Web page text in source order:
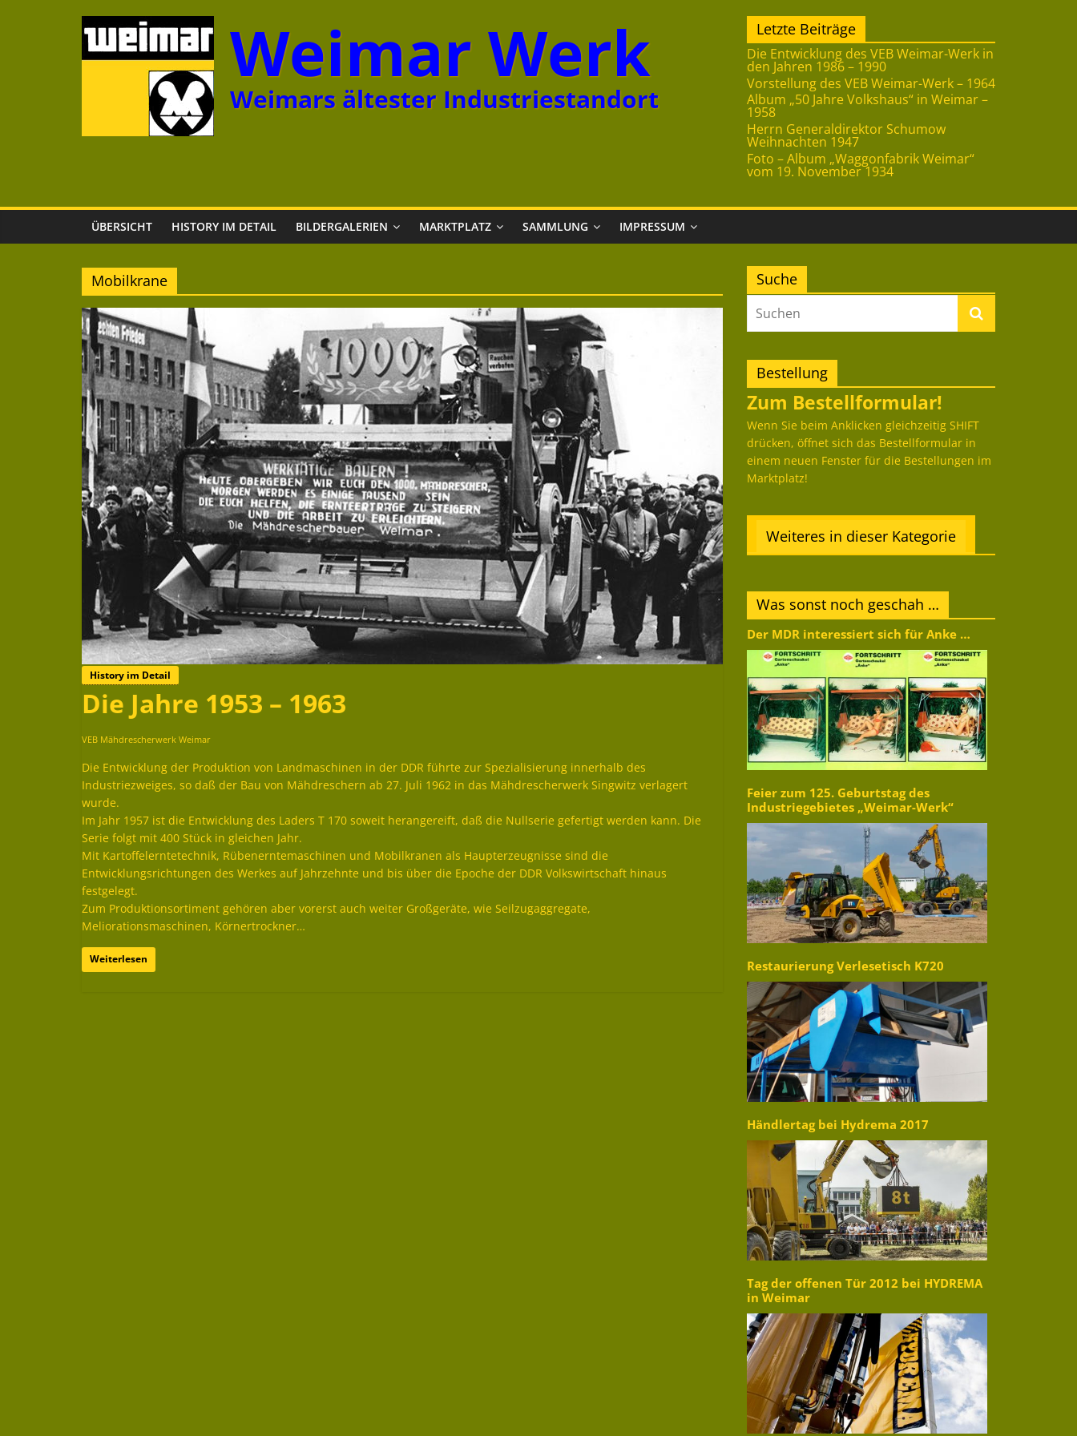
Weimar Werk
Weimars ältester Industriestandort
Letzte Beiträge
Die Entwicklung des VEB Weimar-Werk in
den Jahren 1986 – 1990
Vorstellung des VEB Weimar-Werk – 1964
Album „50 Jahre Volkshaus“ in Weimar –
1958
Herrn Generaldirektor Schumow
Weihnachten 1947
Foto – Album „Waggonfabrik Weimar“
vom 19. November 1934
ÜBERSICHT HISTORY IM DETAIL BILDERGALERIEN MARKTPLATZ SAMMLUNG IMPRESSUM
Mobilkrane
History im Detail
Die Jahre 1953 – 1963
VEB Mähdrescherwerk Weimar
Die Entwicklung der Produktion von Landmaschinen in der DDR führte zur Spezialisierung innerhalb des
Industriezweiges, so daß der Bau von Mähdreschern ab 27. Juli 1962 in das Mähdrescherwerk Singwitz verlagert
wurde.
Im Jahr 1957 ist die Entwicklung des Laders T 170 soweit herangereift, daß die Nullserie gefertigt werden kann. Die
Serie folgt mit 400 Stück in gleichen Jahr.
Mit Kartoffelerntetechnik, Rübenerntemaschinen und Mobilkranen als Haupterzeugnisse sind die
Entwicklungsrichtungen des Werkes auf Jahrzehnte und bis über die Epoche der DDR Volkswirtschaft hinaus
festgelegt.
Zum Produktionsortiment gehören aber vorerst auch weiter Großgeräte, wie Seilzugaggregate,
Meliorationsmaschinen, Körnertrockner…
Weiterlesen
Suche
Bestellung
Zum Bestellformular!
Wenn Sie beim Anklicken gleichzeitig SHIFT
drücken, öffnet sich das Bestellformular in
einem neuen Fenster für die Bestellungen im
Marktplatz!
Weiteres in dieser Kategorie
Was sonst noch geschah …
Der MDR interessiert sich für Anke …
Feier zum 125. Geburtstag des
Industriegebietes „Weimar-Werk“
Restaurierung Verlesetisch K720
Händlertag bei Hydrema 2017
Tag der offenen Tür 2012 bei HYDREMA
in Weimar